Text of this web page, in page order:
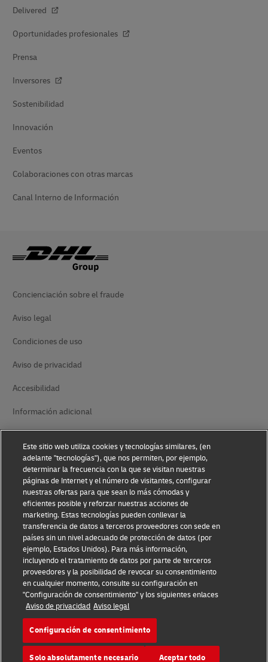
Delivered
Oportunidades profesionales
Prensa
Inversores
Sostenibilidad
Innovación
Eventos
Colaboraciones con otras marcas
Canal Interno de Información
Concienciación sobre el fraude
Aviso legal
Condiciones de uso
Aviso de privacidad
Accesibilidad
Información adicional
Síganos
2026 © - todos los derechos reservados
Este sitio web utiliza cookies y tecnologías similares, (en
adelante "tecnologías"), que nos permiten, por ejemplo,
determinar la frecuencia con la que se visitan nuestras
páginas de Internet y el número de visitantes, configurar
nuestras ofertas para que sean lo más cómodas y
eficientes posible y reforzar nuestras acciones de
marketing. Estas tecnologías pueden conllevar la
transferencia de datos a terceros proveedores con sede en
países sin un nivel adecuado de protección de datos (por
ejemplo, Estados Unidos). Para más información,
incluyendo el tratamiento de datos por parte de terceros
proveedores y la posibilidad de revocar su consentimiento
en cualquier momento, consulte su configuración en
"Configuración de consentimiento" y los siguientes enlaces
Aviso de privacidad Aviso legal
Configuración de consentimiento
Solo absolutamente necesario Aceptar todo